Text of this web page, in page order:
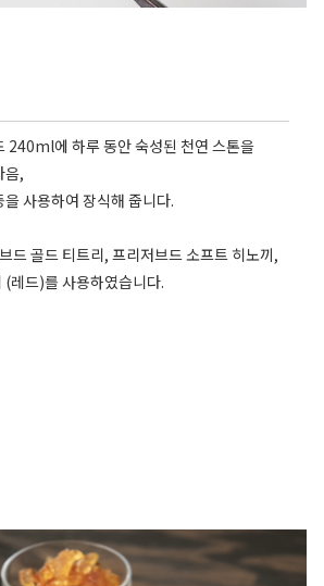
240ml에 하루 동안 숙성된 천연 스톤을
음,
사용하여 장식해 줍니다.
드 골드 티트리, 프리저브드 소프트 히노끼,
레드)를 사용하였습니다.